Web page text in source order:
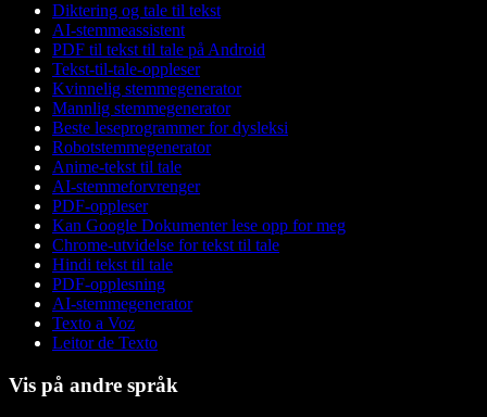
Diktering og tale til tekst
AI-stemmeassistent
PDF til tekst til tale på Android
Tekst-til-tale-oppleser
Kvinnelig stemmegenerator
Mannlig stemmegenerator
Beste leseprogrammer for dysleksi
Robotstemmegenerator
Anime-tekst til tale
AI-stemmeforvrenger
PDF-oppleser
Kan Google Dokumenter lese opp for meg
Chrome-utvidelse for tekst til tale
Hindi tekst til tale
PDF-opplesning
AI-stemmegenerator
Texto a Voz
Leitor de Texto
Vis på andre språk